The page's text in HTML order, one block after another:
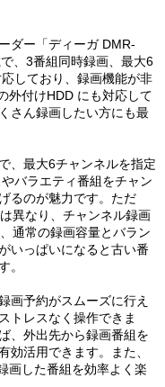
ダー「ディーガ DMR-
、3番組同時録画、最大6
しており、録画機能が非
外付けHDD にも対応して
さん録画したい方にも最
、最大6チャンネルを指定
バラエティ番組をチャン
るのが魅力です。ただ
異なり、チャンネル録画
通常の録画容量とバラン
いっぱいになると古い番
。
画予約がスムーズに行え
トレスなく操作できま
、外出先から録画番組を
効活用できます。また、
画した番組を効率よく楽